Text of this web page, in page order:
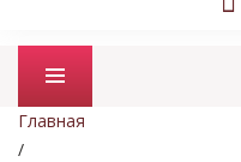
Главная
/